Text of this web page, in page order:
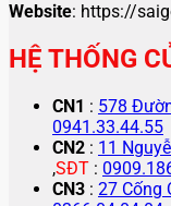
Website: https://
HỆ THỐNG
CN1 : 578
0941.33.44.55
CN2 : 11
,SĐT :
CN3 : 27 Cống